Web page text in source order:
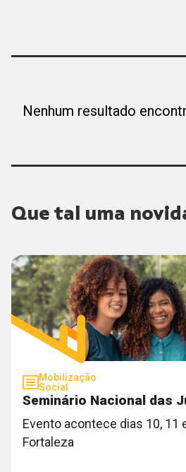
Nenhum resultado
Que tal uma
Mobilização
Social
Seminário Nacional das
Evento acontece dias 10, 11
Fortaleza